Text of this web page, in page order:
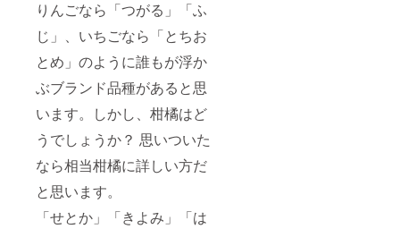
りんごなら「つがる」「ふ
じ」、いちごなら「とちお
とめ」のように誰もが浮か
ぶブランド品種があると思
います。しかし、柑橘はど
うでしょうか？ 思いついた
なら相当柑橘に詳しい方だ
と思います。
「せとか」「きよみ」「は